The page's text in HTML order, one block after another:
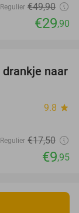
Regulier €49,90
€29,90
43%
naar
9.8 star
Regulier €17,50
€9,95